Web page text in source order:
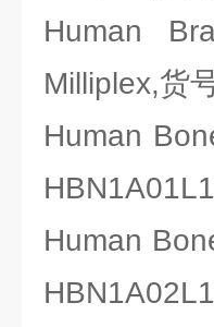
Human
Milliplex,货
Human
Human